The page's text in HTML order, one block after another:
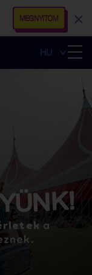
MEGNYITOM
HU
a